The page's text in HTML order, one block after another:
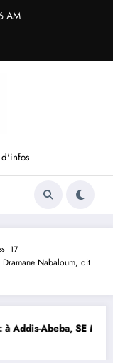
AM
17
Nabaloum, dit
Mme Nialé Kaba